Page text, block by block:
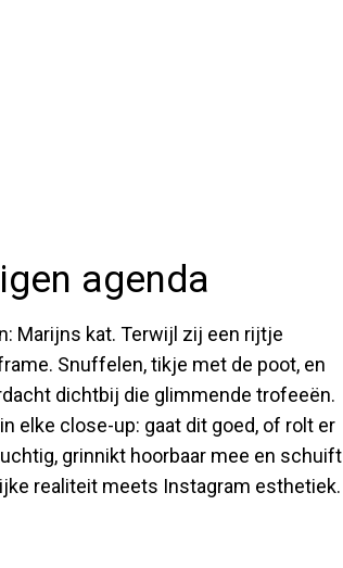
agenda
Marijns kat. Terwijl zij een rijtje
Snuffelen, tikje met de poot, en
dichtbij die glimmende trofeeën.
elke close-up: gaat dit goed, of rolt er
grinnikt hoorbaar mee en schuift
realiteit meets Instagram esthetiek.